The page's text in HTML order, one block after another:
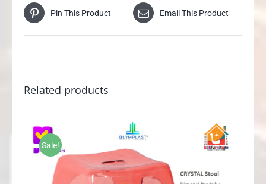
Pin This Product Email This Product
Related products
Sale!